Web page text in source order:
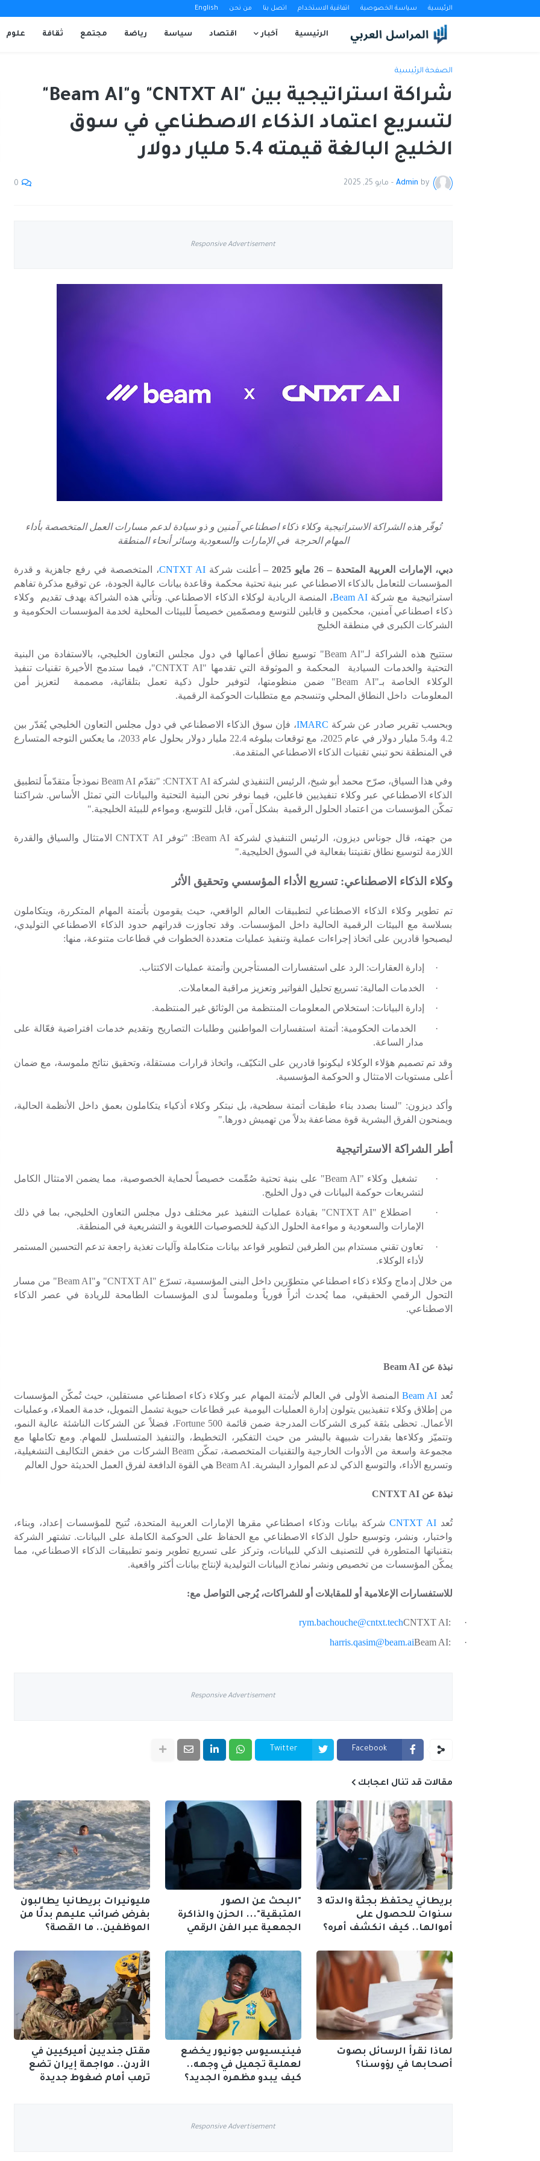
الرئيسية سياسة الخصوصية اتفاقية الاستخدام اتصل بنا من نحن English
الرئيسية آخبار اقتصاد سياسة رياضة مجتمع ثقافة علوم
الصفحة الرئيسية
شراكة استراتيجية بين "CNTXT AI" و"Beam AI"
لتسريع اعتماد الذكاء الاصطناعي في سوق
الخليج البالغة قيمته 5.4 مليار دولار
by
Admin
- مايو 25, 2025 0
Responsive Advertisement
تُوفّر هذه الشراكة الاستراتيجية وكلاء ذكاء اصطناعي آمنين و ذو سيادة لدعم مسارات العمل المتخصصة بأداء
المهام الحرجة في الإمارات والسعودية وسائر أنحاء المنطقة
دبي، الإمارات العربية المتحدة – 26مايو 2025 – أعلنت شركةCNTXT AI، المتخصصة في رفع جاهزية و قدرة
المؤسسات للتعامل بالذكاء الاصطناعي عبر بنية تحتية محكمة وقاعدة بيانات عالية الجودة، عن توقيع مذكرة تفاهم
استراتيجية مع شركة Beam AI، المنصة الريادية لوكلاء الذكاء الاصطناعي. وتأتي هذه الشراكة بهدف تقديم وكلاء
ذكاء اصطناعي آمنين، محكمين و قابلين للتوسع ومصمّمين خصيصاً للبيئات المحلية لخدمة المؤسسات الحكومية و
الشركات الكبرى في منطقة الخليج
ستتيح هذه الشراكة لـ"Beam AI" توسيع نطاق أعمالها في دول مجلس التعاون الخليجي، بالاستفادة من البنية
التحتية والخدمات السيادية
المحكمة و الموثوقة التي تقدمها "CNTXT AI"، فيما ستدمج الأخيرة تقنيات تنفيذ
الوكلاء الخاصة بـ"Beam AI" ضمن منظومتها، لتوفير حلول ذكية تعمل بتلقائية، مصممة لتعزيز أمن
المعلومات داخل النطاق المحلي وتنسجم مع متطلبات الحوكمة الرقمية.
وبحسب تقرير صادر عن شركة IMARC، فإن سوق الذكاء الاصطناعي في دول مجلس التعاون الخليجي يُقدّر بين
4.2 و5.4 مليار دولار في عام 2025، مع توقعات ببلوغه 22.4 مليار دولار بحلول عام 2033، ما يعكس التوجه المتسارع
في المنطقة نحو تبني تقنيات الذكاء الاصطناعي المتقدمة.
وفي هذا السياق، صرّح محمد أبو شيخ، الرئيس التنفيذي لشركةCNTXT AI
: "تقدّمBeam AI نموذجاً متقدّماً لتطبيق
الذكاء الاصطناعي عبر وكلاء تنفيذيين فاعلين، فيما نوفر نحن البنية التحتية والبيانات التي تمثل الأساس. شراكتنا
تمكّن المؤسسات من اعتماد الحلول الرقمية بشكل آمن، قابل للتوسع، ومواءم للبيئة الخليجية."
من جهته، قال جوناس ديزون، الرئيس التنفيذي لشركة Beam AI
: "توفرCNTXT AIالامتثال والسياق والقدرة
اللازمة لتوسيع نطاق تقنيتنا بفعالية في السوق الخليجية."
وكلاء الذكاء الاصطناعي: تسريع الأداء المؤسسي وتحقيق الأثر
تم تطوير وكلاء الذكاء الاصطناعي لتطبيقات العالم الواقعي، حيث يقومون بأتمتة المهام المتكررة، ويتكاملون
بسلاسة مع البيئات الرقمية الحالية داخل المؤسسات. وقد تجاوزت قدراتهم حدود الذكاء الاصطناعي التوليدي،
ليصبحوا قادرين على اتخاذ إجراءات عملية وتنفيذ عمليات متعددة الخطوات في قطاعات متنوعة، منها:
·
إدارة العقارات: الرد على استفسارات المستأجرين وأتمتة عمليات الاكتتاب.
·
الخدمات المالية: تسريع تحليل الفواتير وتعزيز مراقبة المعاملات.
·
إدارة البيانات: استخلاص المعلومات المنتظمة من الوثائق غير المنتظمة.
·
الخدمات الحكومية: أتمتة استفسارات المواطنين وطلبات التصاريح وتقديم خدمات افتراضية فعّالة على
مدار الساعة.
وقد تم تصميم هؤلاء الوكلاء ليكونوا قادرين على التكيّف، واتخاذ قرارات مستقلة، وتحقيق نتائج ملموسة، مع ضمان
أعلى مستويات الامتثال و الحوكمة المؤسسية.
وأكد ديزون: "لسنا بصدد بناء طبقات أتمتة سطحية، بل نبتكر وكلاء أذكياء يتكاملون بعمق داخل الأنظمة الحالية،
ويمنحون الفرق البشرية قوة مضاعفة بدلاً من تهميش دورها."
أطر الشراكة الاستراتيجية
· تشغيل وكلاء "Beam AI" على بنية تحتية صُمِّمت خصيصاً لحماية الخصوصية، مما يضمن الامتثال الكامل
لتشريعات حوكمة البيانات في دول الخليج.
·
اضطلاع "CNTXT AI" بقيادة عمليات التنفيذ عبر مختلف دول مجلس التعاون الخليجي، بما في ذلك
الإمارات والسعودية و مواءمة الحلول الذكية للخصوصيات اللغوية و التشريعية في المنطقة.
·
تعاون تقني مستدام بين الطرفين لتطوير قواعد بيانات متكاملة وآليات تغذية راجعة تدعم التحسين المستمر
لأداء الوكلاء.
من خلال إدماج وكلاء ذكاء اصطناعي متطوّرين داخل البنى المؤسسية، تسرّع "CNTXT AI" و"Beam AI" من مسار
التحول الرقمي الحقيقي، مما يُحدث أثراً فورياً وملموساً لدى المؤسسات الطامحة للريادة في عصر الذكاء
الاصطناعي.
نبذة عنBeam AI
تُعد Beam AI المنصة الأولى في العالم لأتمتة المهام عبر وكلاء ذكاء اصطناعي مستقلين، حيث تُمكّن المؤسسات
من إطلاق وكلاء تنفيذيين يتولون إدارة العمليات اليومية عبر قطاعات حيوية تشمل التمويل، خدمة العملاء، وعمليات
الأعمال. تحظى بثقة كبرى الشركات المدرجة ضمن قائمة Fortune 500، فضلاً عن الشركات الناشئة عالية النمو،
وتتميّز وكلاءها بقدرات شبيهة بالبشر من حيث التفكير، التخطيط، والتنفيذ المتسلسل للمهام. ومع تكاملها مع
مجموعة واسعة من الأدوات الخارجية والتقنيات المتخصصة، تمكّن Beamالشركات من خفض التكاليف التشغيلية،
وتسريع الأداء، والتوسع الذكي لدعم الموارد البشرية.Beam AI هي القوة الدافعة لفرق العمل الحديثة حول العالم
نبذة عنCNTXT AI
تُعدCNTXT AI شركة بيانات وذكاء اصطناعي مقرها الإمارات العربية المتحدة، تُتيح للمؤسسات إعداد، وبناء،
واختبار، ونشر، وتوسيع حلول الذكاء الاصطناعي مع الحفاظ على الحوكمة الكاملة على البيانات. تشتهر الشركة
بتقنياتها المتطورة في للتصنيف الذكي للبيانات، وتركز على تسريع تطوير ونمو تطبيقات الذكاء الاصطناعي، مما
يمكّن المؤسسات من تخصيص ونشر نماذج البيانات التوليدية لإنتاج بيانات أكثر واقعية.
للاستفسارات الإعلامية أو للمقابلات أو للشراكات، يُرجى التواصل مع:
·
CNTXT AI:
rym.bachouche@cntxt.tech
·
Beam AI:
harris.qasim@beam.ai
Responsive Advertisement
Facebook
Twitter
مقالات قد تنال اعجابك
بريطاني يحتفظ بجثة والدته 3
سنوات للحصول على
أموالها.. كيف انكشف أمره؟
"البحث عن الصور
المتبقية"... الحزن والذاكرة
الجمعية عبر الفن الرقمي
مليونيرات بريطانيا يطالبون
بفرض ضرائب عليهم بدلًا من
الموظفين.. ما القصة؟
لماذا نقرأ الرسائل بصوت
أصحابها في رؤوسنا؟
فينيسيوس جونيور يخضع
لعملية تجميل في وجهه..
كيف يبدو مظهره الجديد؟
مقتل جنديين أميركيين في
الأردن.. مواجهة إيران تضع
ترمب أمام ضغوط جديدة
Responsive Advertisement